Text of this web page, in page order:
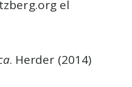
el
. Herder (2014)